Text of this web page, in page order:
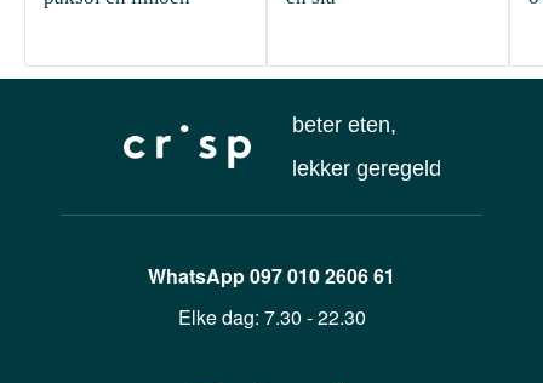
beter eten,
lekker geregeld
WhatsApp097 010 2606 61
Elke dag: 7.30 - 22.30